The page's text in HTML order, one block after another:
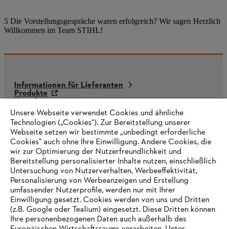
5 Die Vorstellungsgespräche waren erfolgreich? Wir sagen Herzlich
Willkommen im Team STIHL!
Informationen für Lieferanten
Produkte
Kontakt
Karriere
Hinweisgebersystem
Unsere Webseite verwendet Cookies und ähnliche
Technologien („Cookies“). Zur Bereitstellung unserer
Webseite setzen wir bestimmte „unbedingt erforderliche
Cookies" auch ohne Ihre Einwilligung. Andere Cookies, die
wir zur Optimierung der Nutzerfreundlichkeit und
Bereitstellung personalisierter Inhalte nutzen, einschließlich
Untersuchung von Nutzerverhalten, Werbeeffektivität,
Personalisierung von Werbeanzeigen und Erstellung
umfassender Nutzerprofile, werden nur mit Ihrer
Einwilligung gesetzt. Cookies werden von uns und Dritten
(z.B. Google oder Tealium) eingesetzt. Diese Dritten können
Ihre personenbezogenen Daten auch außerhalb des